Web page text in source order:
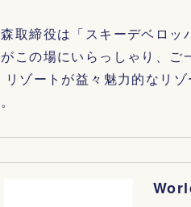
取締役は「スキーデベロ
この場にいらっしゃり、ご
リゾートが益々魅力的なリ